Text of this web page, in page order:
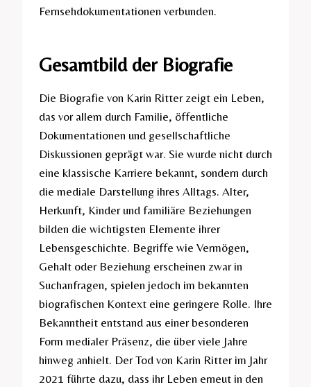
Fernsehdokumentationen verbunden.
Gesamtbild der Biografie
Die Biografie von Karin Ritter zeigt ein Leben,
das vor allem durch Familie, öffentliche
Dokumentationen und gesellschaftliche
Diskussionen geprägt war. Sie wurde nicht durch
eine klassische Karriere bekannt, sondern durch
die mediale Darstellung ihres Alltags. Alter,
Herkunft, Kinder und familiäre Beziehungen
bilden die wichtigsten Elemente ihrer
Lebensgeschichte. Begriffe wie Vermögen,
Gehalt oder Beziehung erscheinen zwar in
Suchanfragen, spielen jedoch im bekannten
biografischen Kontext eine geringere Rolle. Ihre
Bekanntheit entstand aus einer besonderen
Form medialer Präsenz, die über viele Jahre
hinweg anhielt. Der Tod von Karin Ritter im Jahr
2021 führte dazu, dass ihr Leben erneut in den